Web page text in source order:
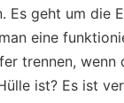
Es geht um die
eine
trennen, wenn
ist? Es ist